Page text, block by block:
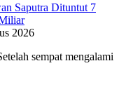
Saputra Dituntut 7
2026
sempat mengalami